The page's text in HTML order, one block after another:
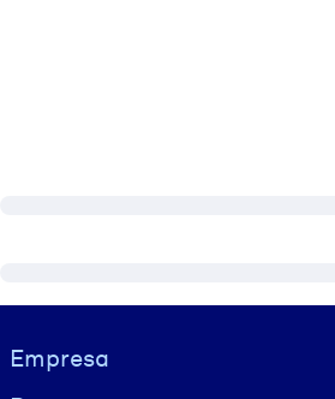
Visually hidden Text
Empresa